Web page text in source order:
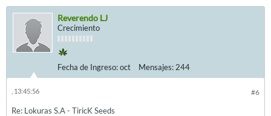
Reverendo LJ
Crecimiento
Fecha de Ingreso:oct Mensajes: 244
#6
, 13:45:56
Re: Lokuras S.A - TiricK Seeds